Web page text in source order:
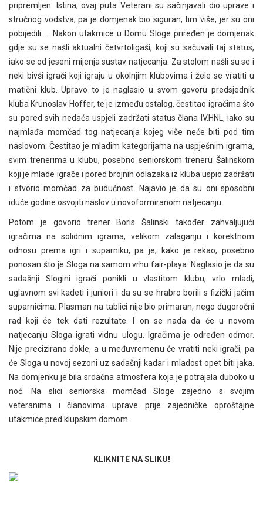
pripremljen. Istina, ovaj puta Veterani su sačinjavali dio uprave i
stručnog vodstva, pa je domjenak bio siguran, tim više, jer su oni
pobijedili….. Nakon utakmice u Domu Sloge priređen je domjenak
gdje su se našli aktualni četvrtoligaši, koji su sačuvali taj status,
iako se od jeseni mijenja sustav natjecanja. Za stolom našli su se i
neki bivši igrači koji igraju u okolnjim klubovima i žele se vratiti u
matični klub. Upravo to je naglasio u svom govoru predsjednik
kluba Krunoslav Hoffer, te je između ostalog, čestitao igračima što
su pored svih nedaća uspjeli zadržati status člana IV.HNL, iako su
najmlađa momčad tog natjecanja kojeg više neće biti pod tim
naslovom. Čestitao je mladim kategorijama na uspješnim igrama,
svim trenerima u klubu, posebno seniorskom treneru Šalinskom
koji je mlade igrače i pored brojnih odlazaka iz kluba uspio zadržati
i stvorio momčad za budućnost. Najavio je da su oni sposobni
iduće godine osvojiti naslov u novoformiranom natjecanju.
Potom je govorio trener Boris Šalinski također zahvaljujući
igračima na solidnim igrama, velikom zalaganju i korektnom
odnosu prema igri i suparniku, pa je, kako je rekao, posebno
ponosan što je Sloga na samom vrhu fair-playa. Naglasio je da su
sadašnji Slogini igrači ponikli u vlastitom klubu, vrlo mladi,
uglavnom svi kadeti i juniori i da su se hrabro borili s fizički jačim
suparnicima. Plasman na tablici nije bio primaran, nego dugoročni
rad koji će tek dati rezultate. I on se nada da će u novom
natjecanju Sloga igrati vidnu ulogu. Igračima je određen odmor.
Nije precizirano dokle, a u međuvremenu će vratiti neki igrači, pa
će Sloga u novoj sezoni uz sadašnji kadar i mladost opet biti jaka.
Na domjenku je bila srdačna atmosfera koja je potrajala duboko u
noć. Na slici seniorska momčad Sloge zajedno s svojim
veteranima i članovima uprave prije zajedničke oproštajne
utakmice pred klupskim domom.
KLIKNITE NA SLIKU!